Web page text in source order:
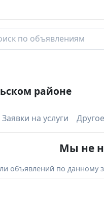
районе
Заявки на услуги Другое
Мы не
по данному